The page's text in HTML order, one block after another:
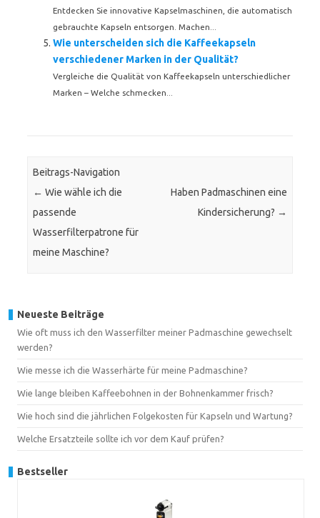
Entdecken Sie innovative Kapselmaschinen, die automatisch
gebrauchte Kapseln entsorgen. Machen...
Wie unterscheiden sich die Kaffeekapseln
verschiedener Marken in der Qualität?
Vergleiche die Qualität von Kaffeekapseln unterschiedlicher
Marken – Welche schmecken...
Beitrags-Navigation
← Wie wähle ich die
passende
Wasserfilterpatrone für
meine Maschine?
Haben Padmaschinen eine
Kindersicherung? →
Neueste Beiträge
Wie oft muss ich den Wasserfilter meiner Padmaschine gewechselt
werden?
Wie messe ich die Wasserhärte für meine Padmaschine?
Wie lange bleiben Kaffeebohnen in der Bohnenkammer frisch?
Wie hoch sind die jährlichen Folgekosten für Kapseln und Wartung?
Welche Ersatzteile sollte ich vor dem Kauf prüfen?
Bestseller